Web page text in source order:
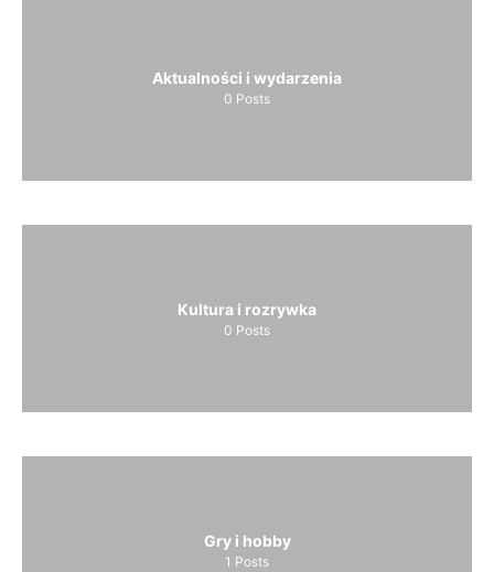
Aktualności i wydarzenia
0 Posts
Kultura i rozrywka
0 Posts
Gry i hobby
1 Posts